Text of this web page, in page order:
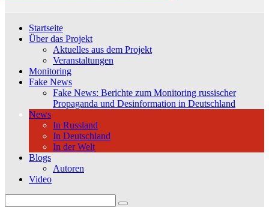
Startseite
Über das Projekt
Aktuelles aus dem Projekt
Veranstaltungen
Monitoring
Fake News
Fake News: Berichte zum Monitoring russischer
Propaganda und Desinformation in Deutschland
News
In Russland
In Deutschland
In der Welt
Blogs
Autoren
Video
for: